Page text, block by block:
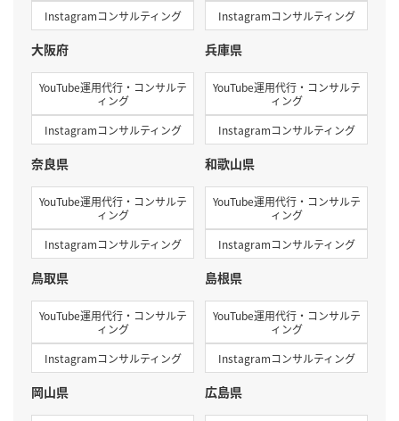
Instagramコンサルティング Instagramコンサルティング
大阪府
YouTube運用代行・コンサルテ
ィング
Instagramコンサルティング
兵庫県
YouTube運用代行・コンサルテ
ィング
Instagramコンサルティング
奈良県
YouTube運用代行・コンサルテ
ィング
Instagramコンサルティング
和歌山県
YouTube運用代行・コンサルテ
ィング
Instagramコンサルティング
鳥取県
YouTube運用代行・コンサルテ
ィング
Instagramコンサルティング
島根県
YouTube運用代行・コンサルテ
ィング
Instagramコンサルティング
岡山県 広島県